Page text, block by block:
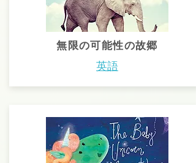
無限の可能性の故郷
英語